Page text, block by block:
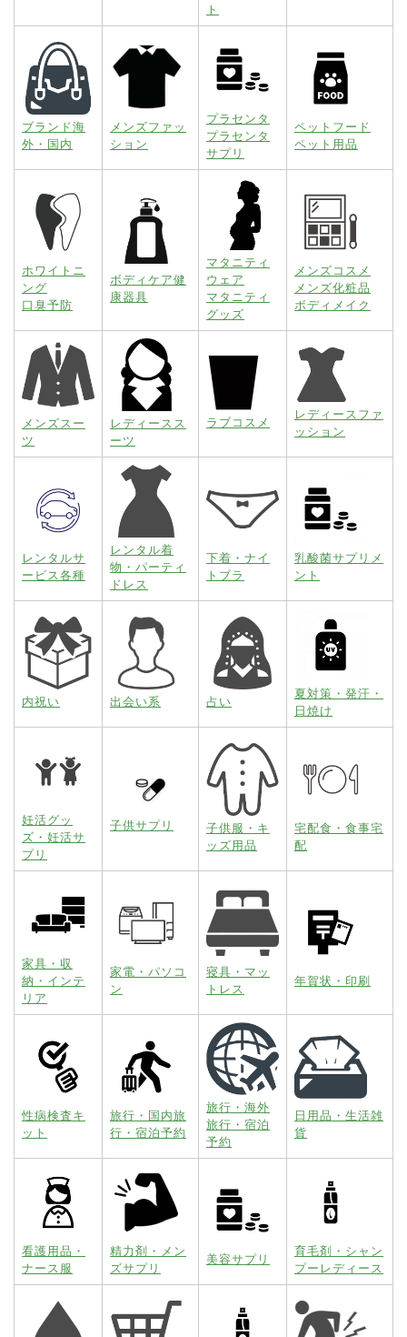
ト
ブランド海
外・国内
メンズファッ
ション
プラセンタ
プラセンタ
サプリ
ペットフード
ペット用品
ホワイトニ
ング
口臭予防
ボディケア健
康器具
マタニティ
ウェア
マタニティ
グッズ
メンズコスメ
メンズ化粧品
ボディメイク
メンズスー
ツ
レディースス
ーツ
ラブコスメ
レディースファ
ッション
レンタルサ
ービス各種
レンタル着
物・パーティ
ドレス
下着・ナイ
トブラ
乳酸菌サプリメ
ント
内祝い 出会い系 占い
夏対策・発汗・
日焼け
妊活グッ
ズ・妊活サ
プリ
子供サプリ
子供服・キ
ッズ用品
宅配食・食事宅
配
家具・収
納・インテ
リア
家電・パソコ
ン
寝具・マッ
トレス
年賀状・印刷
性病検査キ
ット
旅行・国内旅
行・宿泊予約
旅行・海外
旅行・宿泊
予約
日用品・生活雑
貨
看護用品・
ナース服
精力剤・メン
ズサプリ
美容サプリ
育毛剤・シャン
プーレディース